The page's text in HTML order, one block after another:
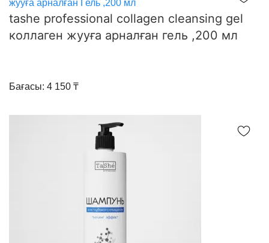
tashe professional collagen cleansing gel
коллаген жууға арналған гель ,200 мл
Бағасы: 4 150 ₸